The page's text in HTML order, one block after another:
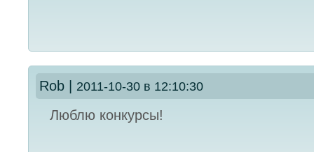
Rob 2011-10-30 в 12:10:30
Люблю конкурсы!